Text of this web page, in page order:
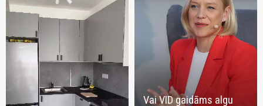
Vai VID gaidāms algu